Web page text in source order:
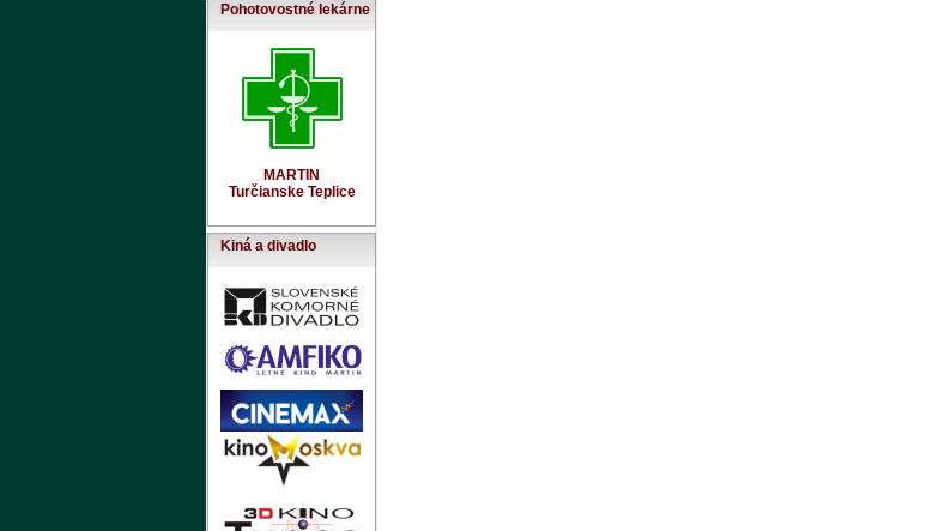
Pohotovostné lekárne
MARTIN
Turčianske Teplice
Kiná a divadlo